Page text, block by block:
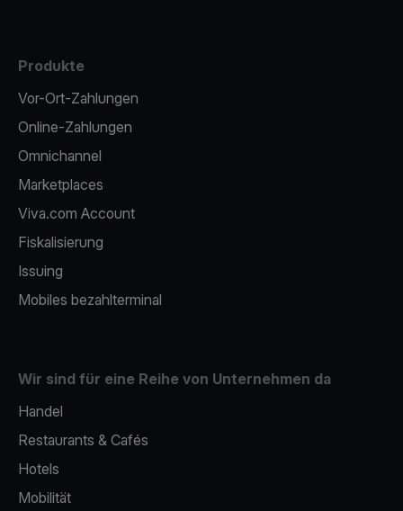
Produkte
Vor-Ort-Zahlungen
Online-Zahlungen
Omnichannel
Marketplaces
Viva.com Account
Fiskalisierung
Issuing
Mobiles bezahlterminal
Wir sind für eine Reihe von Unternehmen da
Handel
Restaurants & Cafés
Hotels
Mobilität